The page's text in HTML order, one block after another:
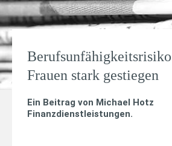
Frauen stark gestiegen
Ein Beitrag von Michael Hotz
Finanzdienstleistungen.